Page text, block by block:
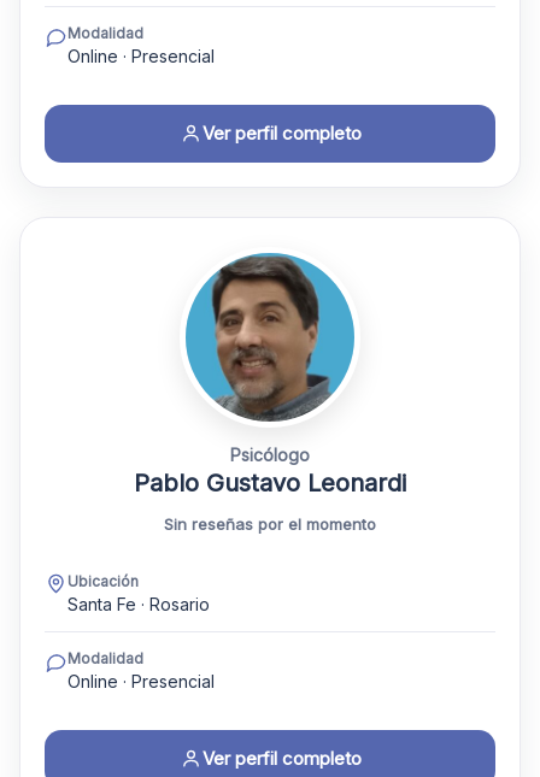
Modalidad
Online · Presencial
Ver perfil completo
Psicólogo
Pablo Gustavo Leonardi
Sin reseñas por el momento
Ubicación
Santa Fe · Rosario
Modalidad
Online · Presencial
Ver perfil completo